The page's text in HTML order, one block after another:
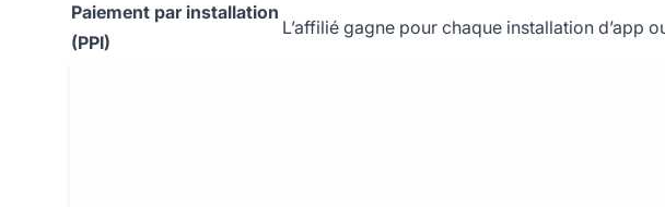
Paiement par installation
(PPI)
L’affilié gagne pour chaque installation d’app